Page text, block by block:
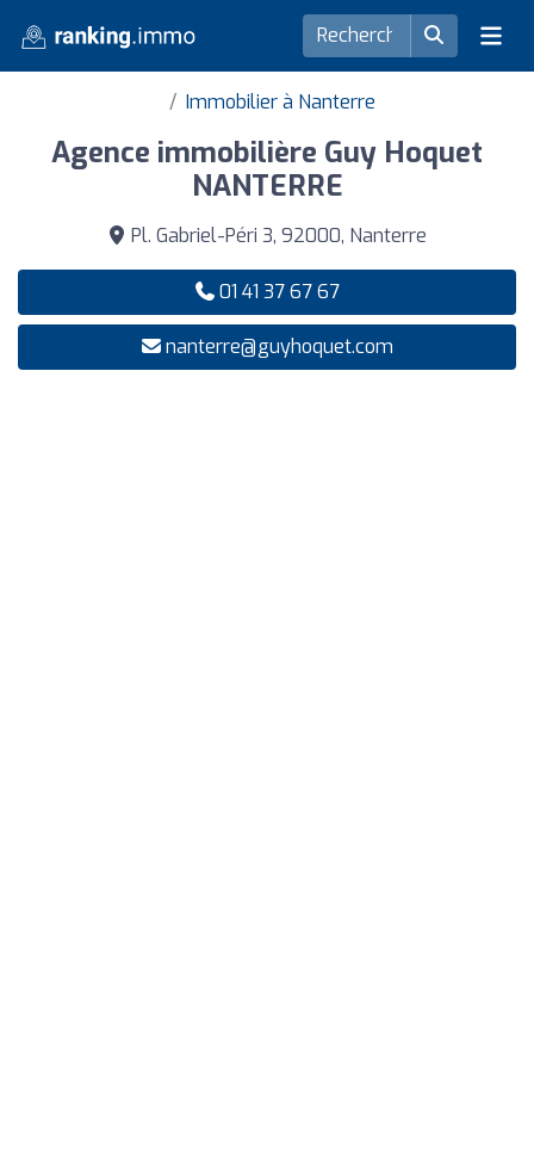
Immobilier à Nanterre
Agence immobilière Guy Hoquet
NANTERRE
Pl. Gabriel-Péri 3, 92000, Nanterre
01 41 37 67 67
nanterre@guyhoquet.com